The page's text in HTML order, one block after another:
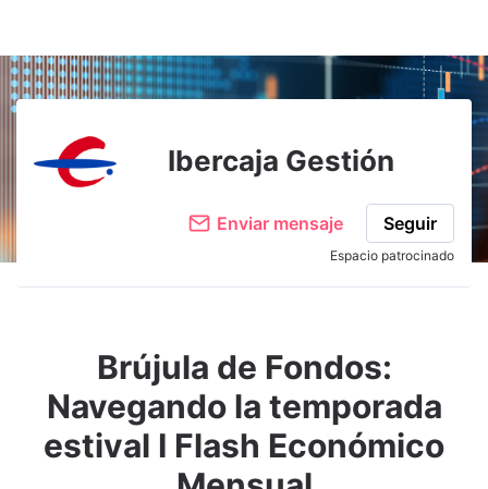
Adjuntar imagen Comentar
Ibercaja Gestión
Enviar mensaje Seguir
Espacio patrocinado
Brújula de Fondos:
Navegando la temporada
estival I Flash Económico